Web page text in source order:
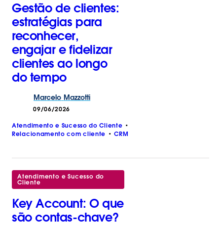
Gestão de clientes:
estratégias para
reconhecer,
engajar e fidelizar
clientes ao longo
do tempo
Marcelo Mazzotti
09/06/2026
Atendimento e Sucesso do Cliente
Relacionamento com cliente
CRM
Atendimento e Sucesso do
Cliente
Key Account: O que
são contas-chave?